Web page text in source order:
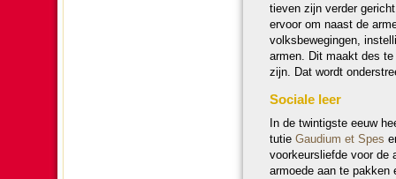
tie­ven zijn ver­der
ervoor om naast de
volks­be­we­gingen,
armen. Dit maakt des
zijn. Dat wordt
Sociale leer
In de twin­tigste eeuw
tu­tie Gaudium et Spes
voor­keurs­liefde voor de
armoede aan te pakken